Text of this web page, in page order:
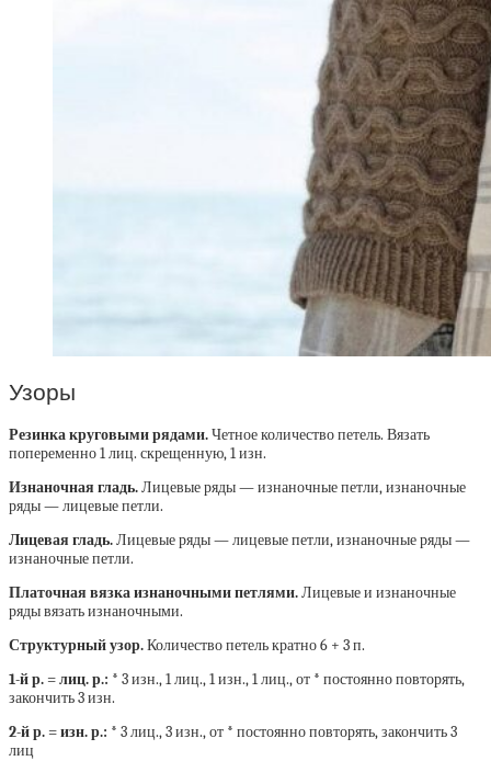
Узоры
Резинка круговыми рядами.Четное количество петель. Вязать
попеременно 1 лиц. скрещенную, 1 изн.
Изнаночная гладь.Лицевые ряды — изнаночные петли, изнаночные
ряды — лицевые петли.
Лицевая гладь.Лицевые ряды — лицевые петли, изнаночные ряды —
изнаночные петли.
Платочная вязка изнаночными петлями.Лицевые и изнаночные
ряды вязать изнаночными.
Структурный узор.Количество петель кратно 6 + 3 п.
1-й р. = лиц. р.: * 3 изн., 1 лиц., 1 изн., 1 лиц., от * постоянно повторять,
закончить 3 изн.
2-й р. = изн. р.: * 3 лиц., 3 изн., от * постоянно повторять, закончить 3
лиц